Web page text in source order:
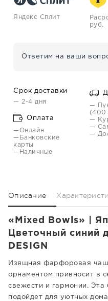
Яндекс Сплит
руб.
Ответим на ваши
Срок доставки
— 2-4 дня
Оплата
—Онлайн
—Банковские
карты
—Наличные
—
(400
—
—
—
Описание
«Mixed Bowls» |
Цветочный синий
DESIGN
Изящная фарфоровая
орнаментом привносит в
свежести и гармонии. Эта
подойдет для уютных